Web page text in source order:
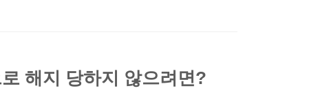
해지 당하지 않으려면?